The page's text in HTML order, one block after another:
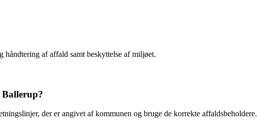
af affald samt beskyttelse af miljøet.
der er angivet af kommunen og bruge de korrekte affaldsbeholdere.